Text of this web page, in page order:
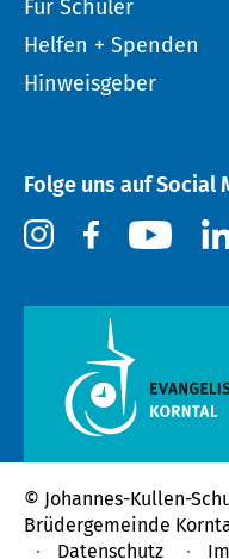
Für Schüler
Helfen + Spenden
Hinweisgeber
Folge uns auf Social
© Johannes-Kullen-
Brüdergemeinde
Datenschutz